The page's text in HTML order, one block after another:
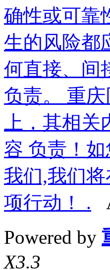
确性或可靠
生的风险都
何直接、间
负责。 重
上，其相
容 负责！
我们,我们
项行动！ .
Powered by
X3.3